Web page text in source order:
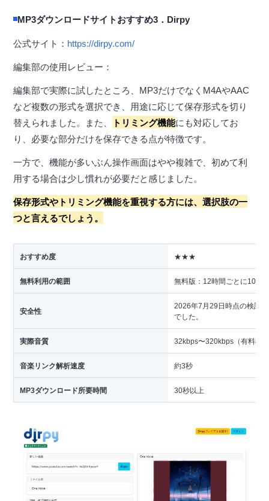
MP3ダウンロードサイトおすすめ3．Dirpy
公式サイト： https://dirpy.com/
編集部の使用レビュー：
編集部で実際に試したところ、MP3だけでなくM4AやAAC
など複数の形式を選択でき、用途に応じて保存形式を切り
替えられました。また、
トリミング機能にも対応してお
り、必要な部分だけを保存できる点が特徴です。
一方で、機能が多いぶん操作画面はやや複雑で、初めて利
用する場合は少し慣れが必要だと感じました。
保存形式やトリミング機能を重視する方には、選択肢の一
つと言えるでしょう。
おすすめ度 ★★★
無料利用の範囲 無料版：12時間ごとに10回
安全性
2026年7月29日時点の検証
でした。
実際音質 32kbps〜320kbps（有料機
音楽リンク解析速度 約3秒
MP3ダウンロード所要時間 30秒以上